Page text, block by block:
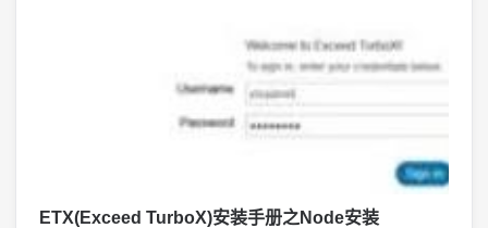
ETX(Exceed TurboX)安装手册之Node安装